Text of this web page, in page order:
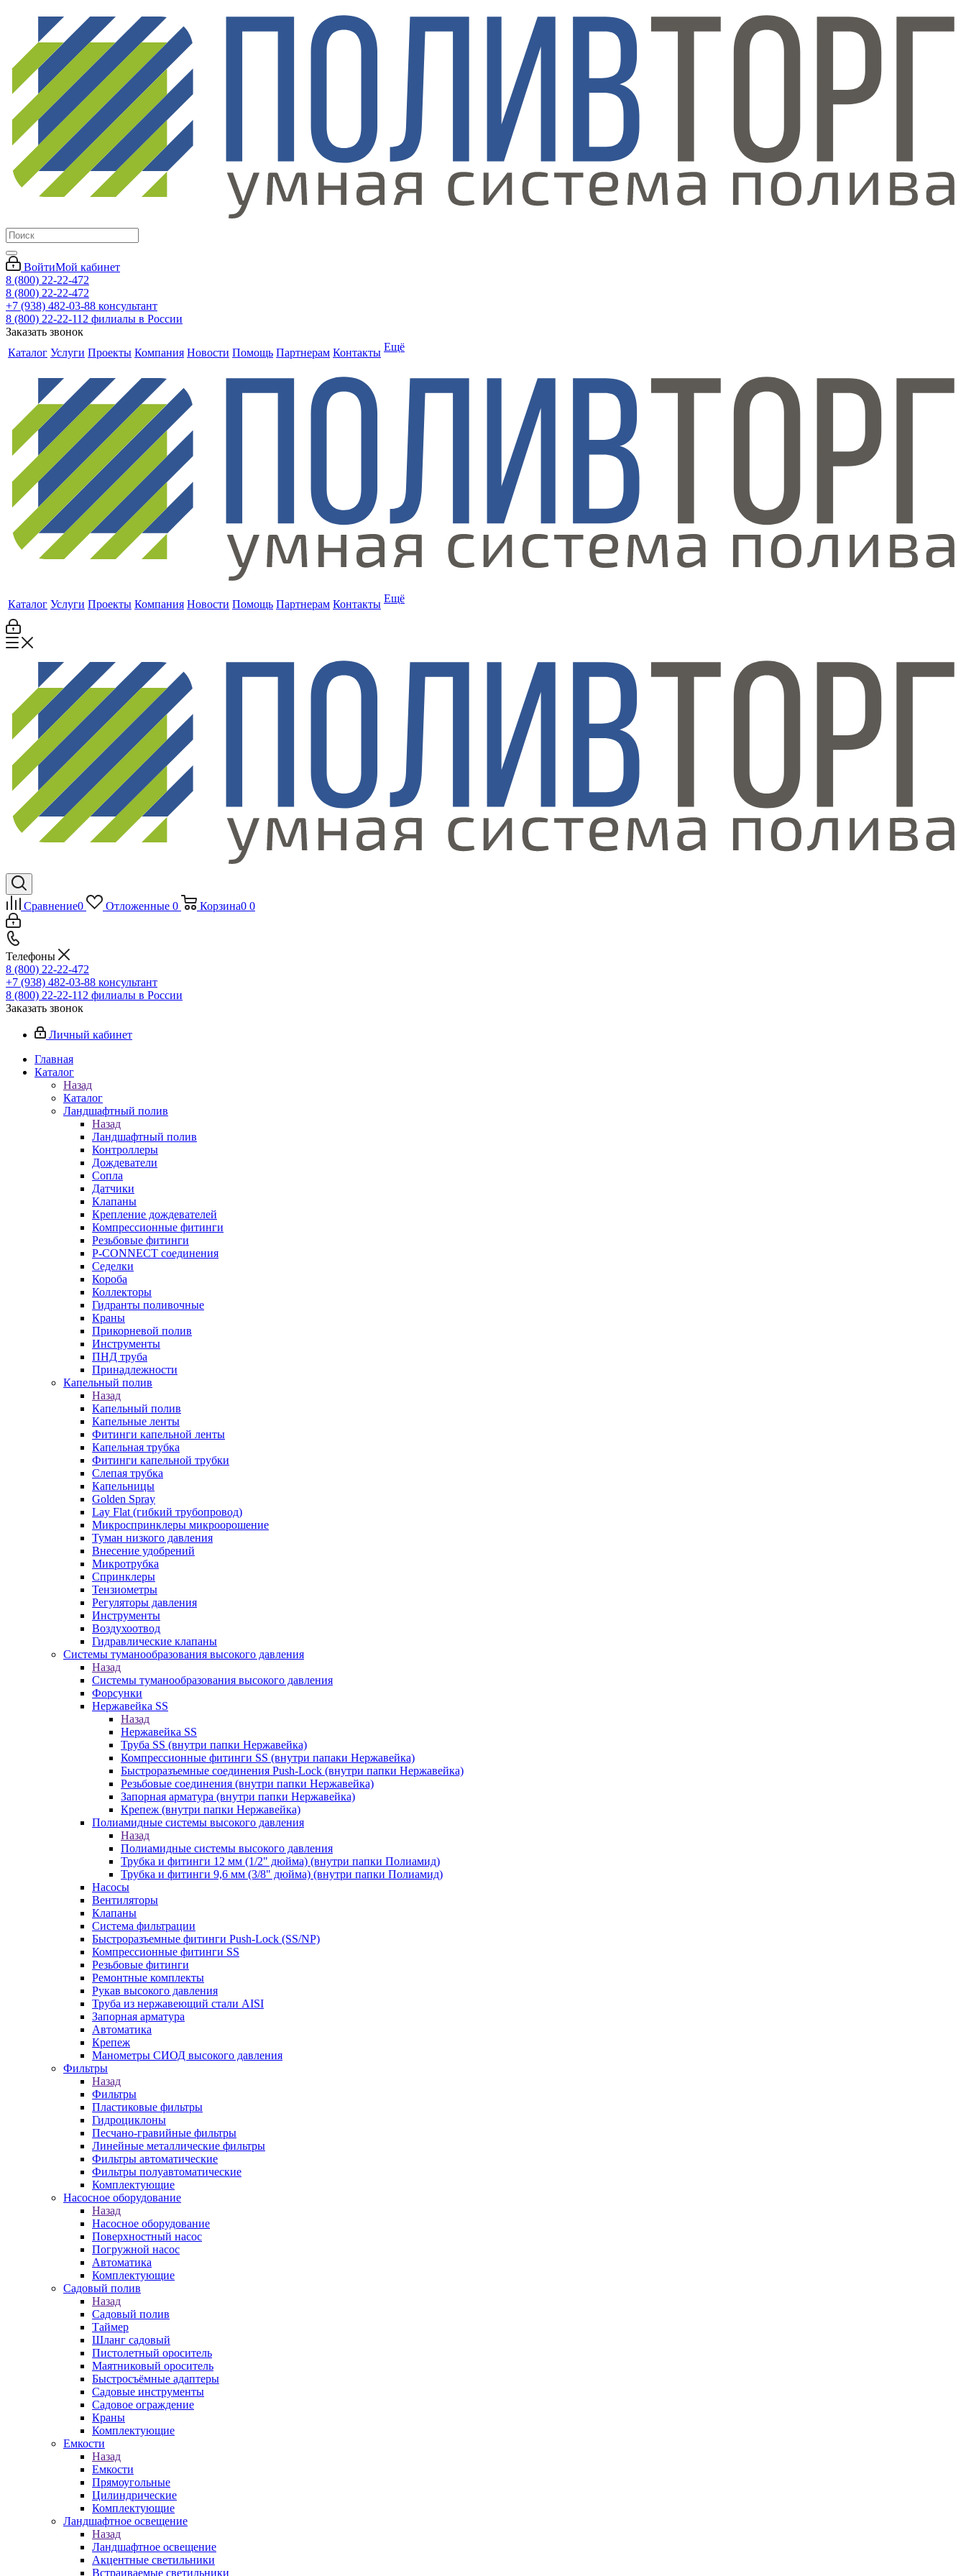
ВойтиМой кабинет
8 (800) 22-22-472
8 (800) 22-22-472
+7 (938) 482-03-88 консультант
8 (800) 22-22-112 филиалы в России
Заказать звонок
Каталог Услуги Проекты Компания Новости Помощь Партнерам Контакты Ещё
Каталог Услуги Проекты Компания Новости Помощь Партнерам Контакты Ещё
Сравнение0 Отложенные 0 Корзина0 0
Телефоны
8 (800) 22-22-472
+7 (938) 482-03-88 консультант
8 (800) 22-22-112 филиалы в России
Заказать звонок
Личный кабинет
Главная
Каталог
Назад
Каталог
Ландшафтный полив
Назад
Ландшафтный полив
Контроллеры
Дождеватели
Сопла
Датчики
Клапаны
Крепление дождевателей
Компрессионные фитинги
Резьбовые фитинги
P-CONNECT соединения
Седелки
Короба
Коллекторы
Гидранты поливочные
Краны
Прикорневой полив
Инструменты
ПНД труба
Принадлежности
Капельный полив
Назад
Капельный полив
Капельные ленты
Фитинги капельной ленты
Капельная трубка
Фитинги капельной трубки
Слепая трубка
Капельницы
Golden Spray
Lay Flat (гибкий трубопровод)
Микроспринклеры микроорошение
Туман низкого давления
Внесение удобрений
Микротрубка
Спринклеры
Тензиометры
Регуляторы давления
Инструменты
Воздухоотвод
Гидравлические клапаны
Системы туманообразования высокого давления
Назад
Системы туманообразования высокого давления
Форсунки
Нержавейка SS
Назад
Нержавейка SS
Труба SS (внутри папки Нержавейка)
Компрессионные фитинги SS (внутри папаки Нержавейка)
Быстроразъемные соединения Push-Lock (внутри папки Нержавейка)
Резьбовые соединения (внутри папки Нержавейка)
Запорная арматура (внутри папки Нержавейка)
Крепеж (внутри папки Нержавейка)
Полиамидные системы высокого давления
Назад
Полиамидные системы высокого давления
Трубка и фитинги 12 мм (1/2" дюйма) (внутри папки Полиамид)
Трубка и фитинги 9,6 мм (3/8" дюйма) (внутри папки Полиамид)
Насосы
Вентиляторы
Клапаны
Система фильтрации
Быстроразъемные фитинги Push-Lock (SS/NP)
Компрессионные фитинги SS
Резьбовые фитинги
Ремонтные комплекты
Рукав высокого давления
Труба из нержавеющий стали AISI
Запорная арматура
Автоматика
Крепеж
Манометры СИОД высокого давления
Фильтры
Назад
Фильтры
Пластиковые фильтры
Гидроциклоны
Песчано-гравийные фильтры
Линейные металлические фильтры
Фильтры автоматические
Фильтры полуавтоматические
Комплектующие
Насосное оборудование
Назад
Насосное оборудование
Поверхностный насос
Погружной насос
Автоматика
Комплектующие
Садовый полив
Назад
Садовый полив
Таймер
Шланг садовый
Пистолетный ороситель
Маятниковый ороситель
Быстросъёмные адаптеры
Садовые инструменты
Садовое ограждение
Краны
Комплектующие
Емкости
Назад
Емкости
Прямоугольные
Цилиндрические
Комплектующие
Ландшафтное освещение
Назад
Ландшафтное освещение
Акцентные светильники
Встраиваемые светильники